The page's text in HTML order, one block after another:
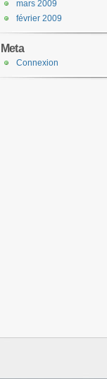
mars 2009
février 2009
Meta
Connexion